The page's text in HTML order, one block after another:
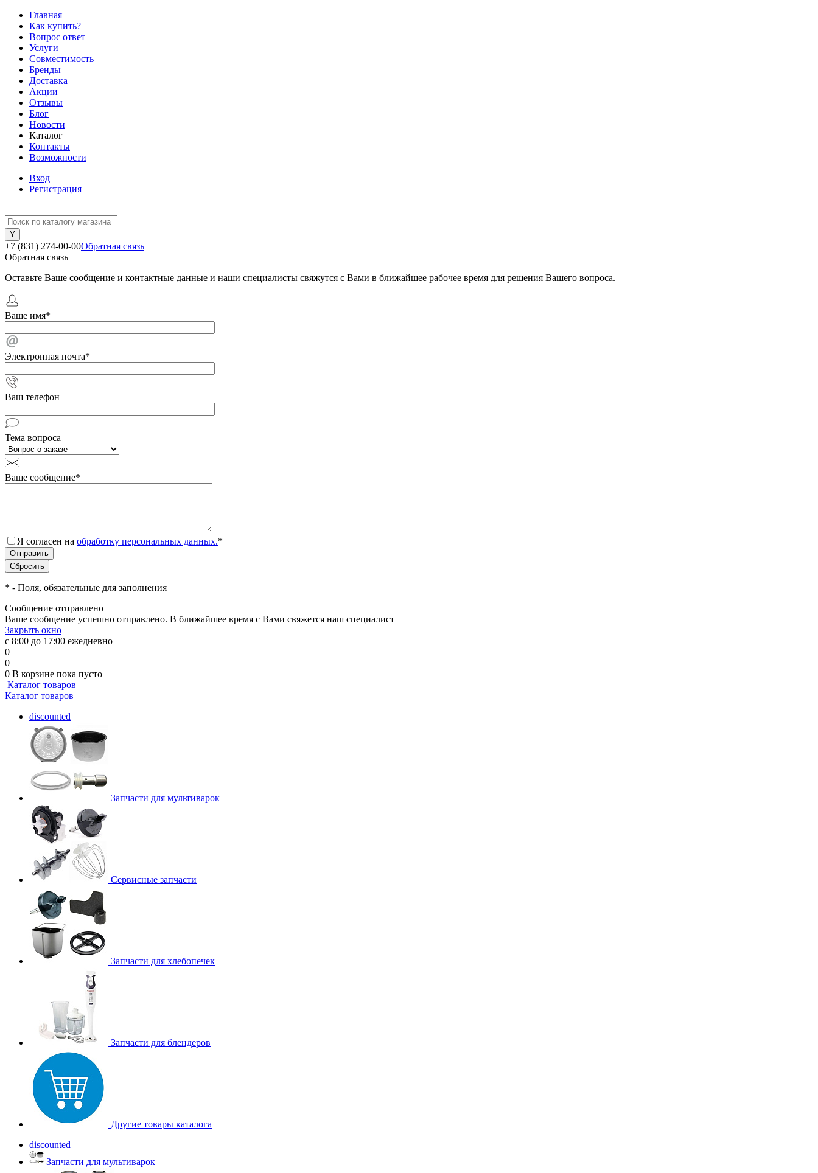
Главная
Как купить?
Вопрос ответ
Услуги
Совместимость
Бренды
Доставка
Акции
Отзывы
Блог
Новости
Каталог
Контакты
Возможности
Вход
Регистрация
+7 (831) 274-00-00Обратная связь
Обратная связь
Оставьте Ваше сообщение и контактные данные и наши специалисты свяжутся с Вами в ближайшее рабочее время для решения Вашего вопроса.
Ваше имя*
Электронная почта*
Ваш телефон
Тема вопроса
Ваше сообщение*
Я согласен на обработку персональных данных.*
* - Поля, обязательные для заполнения
Сообщение отправлено
Ваше сообщение успешно отправлено. В ближайшее время с Вами свяжется наш специалист
Закрыть окно
с 8:00 до 17:00 ежедневно
0
0
0 В корзине пока пусто
Каталог товаров
Каталог товаров
discounted
Запчасти для мультиварок
Сервисные запчасти
Запчасти для хлебопечек
Запчасти для блендеров
Другие товары каталога
discounted
Запчасти для мультиварок